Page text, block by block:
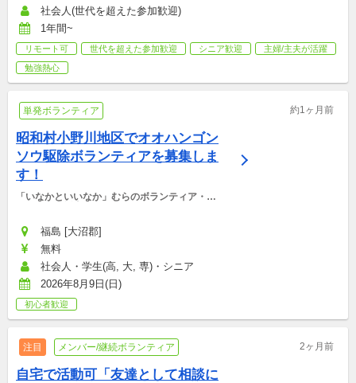
社会人(世代を超えた参加歓迎)
1年間~
リモート可 世代を超えた参加歓迎 シニア歓迎
主婦/主夫が活躍
勉強熱心
単発ボランティア 約1ヶ月前
昭和村小野川地区でオオハンゴン
ソウ駆除ボランティアを募集しま
す！
「いなかといいなか」むらのボランティア・マ
福島 [大沼郡]
無料
社会人・学生(高, 大, 専)・シニア
2026年8月9日(日)
初心者歓迎
注目 メンバー/継続ボランティア 2ヶ月前
自宅で活動可「友達として相談に